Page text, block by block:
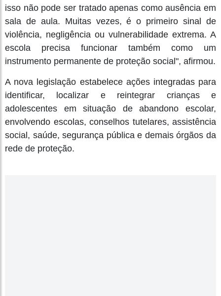
isso não pode ser tratado apenas como ausência em
sala de aula. Muitas vezes, é o primeiro sinal de
violência, negligência ou vulnerabilidade extrema. A
escola precisa funcionar também como um
instrumento permanente de proteção social", afirmou.
A nova legislação estabelece ações integradas para
identificar, localizar e reintegrar crianças e
adolescentes em situação de abandono escolar,
envolvendo escolas, conselhos tutelares, assistência
social, saúde, segurança pública e demais órgãos da
rede de proteção.